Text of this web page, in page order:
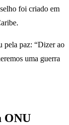
foi criado em
pela paz: “Dizer ao
uma guerra
ONU